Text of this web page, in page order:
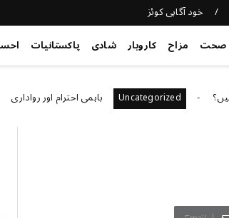
خود آگاہی کوئز
صحت مزاح کاروبار شادی پاکستانیات
Uncategorized باہمی احترام اور رواداری